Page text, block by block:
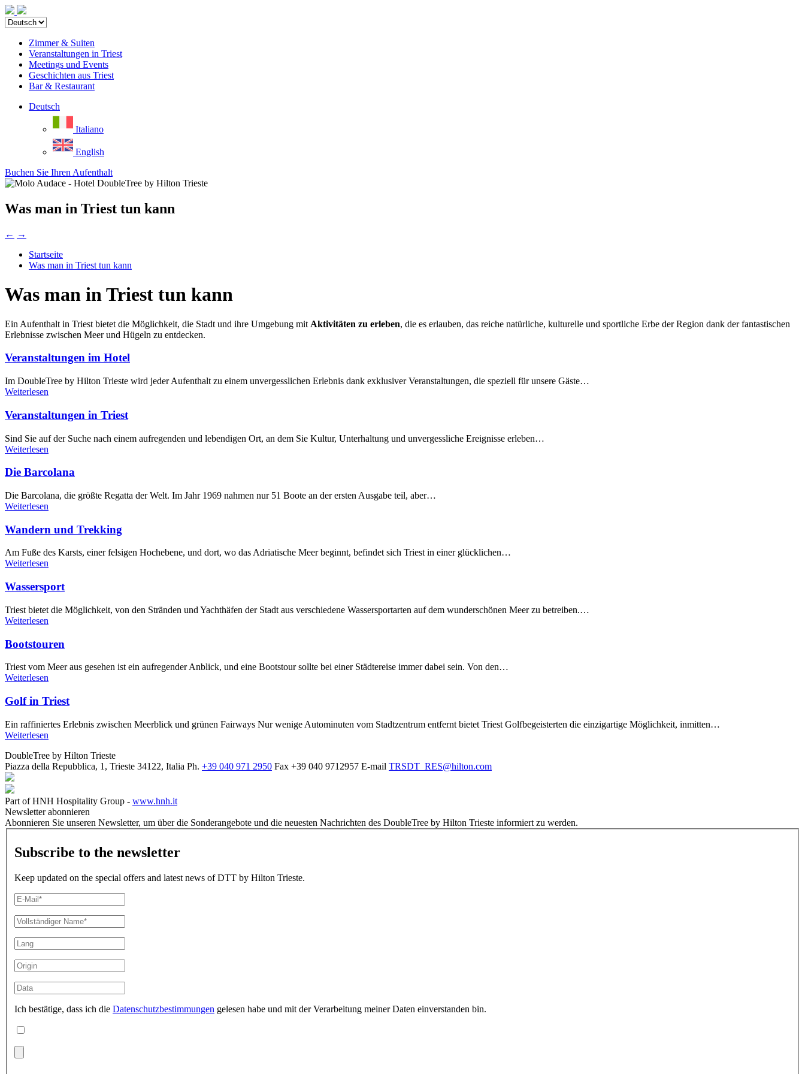
Zimmer & Suiten
Veranstaltungen in Triest
Meetings und Events
Geschichten aus Triest
Bar & Restaurant
Deutsch
Italiano
English
Buchen Sie Ihren Aufenthalt
Was man in Triest tun kann
← →
Startseite
Was man in Triest tun kann
Was man in Triest tun kann
Ein Aufenthalt in Triest bietet die Möglichkeit, die Stadt und ihre Umgebung mit Aktivitäten zu erleben, die es erlauben, das reiche natürliche, kulturelle und sportliche Erbe der Region dank der fantastischen
Erlebnisse zwischen Meer und Hügeln zu entdecken.
Veranstaltungen im Hotel
Im DoubleTree by Hilton Trieste wird jeder Aufenthalt zu einem unvergesslichen Erlebnis dank exklusiver Veranstaltungen, die speziell für unsere Gäste…
Weiterlesen
Veranstaltungen in Triest
Sind Sie auf der Suche nach einem aufregenden und lebendigen Ort, an dem Sie Kultur, Unterhaltung und unvergessliche Ereignisse erleben…
Weiterlesen
Die Barcolana
Die Barcolana, die größte Regatta der Welt. Im Jahr 1969 nahmen nur 51 Boote an der ersten Ausgabe teil, aber…
Weiterlesen
Wandern und Trekking
Am Fuße des Karsts, einer felsigen Hochebene, und dort, wo das Adriatische Meer beginnt, befindet sich Triest in einer glücklichen…
Weiterlesen
Wassersport
Triest bietet die Möglichkeit, von den Stränden und Yachthäfen der Stadt aus verschiedene Wassersportarten auf dem wunderschönen Meer zu betreiben.…
Weiterlesen
Bootstouren
Triest vom Meer aus gesehen ist ein aufregender Anblick, und eine Bootstour sollte bei einer Städtereise immer dabei sein. Von den…
Weiterlesen
Golf in Triest
Ein raffiniertes Erlebnis zwischen Meerblick und grünen Fairways Nur wenige Autominuten vom Stadtzentrum entfernt bietet Triest Golfbegeisterten die einzigartige Möglichkeit, inmitten…
Weiterlesen
DoubleTree by Hilton Trieste
Piazza della Repubblica, 1, Trieste 34122, Italia Ph. +39 040 971 2950 Fax +39 040 9712957 E-mail TRSDT_RES@hilton.com
Part of HNH Hospitality Group - www.hnh.it
Newsletter abonnieren
Abonnieren Sie unseren Newsletter, um über die Sonderangebote und die neuesten Nachrichten des DoubleTree by Hilton Trieste informiert zu werden.
Subscribe to the newsletter
Keep updated on the special offers and latest news of DTT by Hilton Trieste.
Ich bestätige, dass ich die Datenschutzbestimmungen gelesen habe und mit der Verarbeitung meiner Daten einverstanden bin.